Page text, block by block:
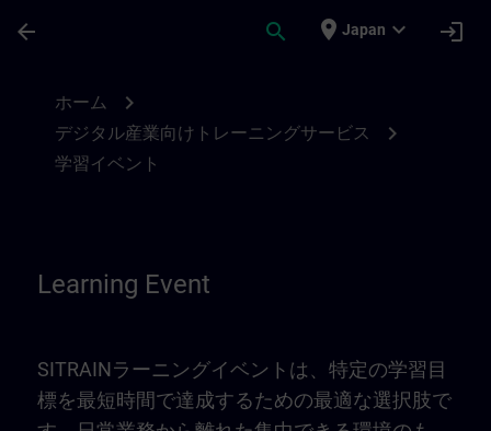
arrow_back search place Japan expand_more login
ホーム chevron_right
デジタル産業向けトレーニングサービス chevron_right
学習イベント
Learning Event
SITRAINラーニングイベントは、特定の学習目
標を最短時間で達成するための最適な選択肢で